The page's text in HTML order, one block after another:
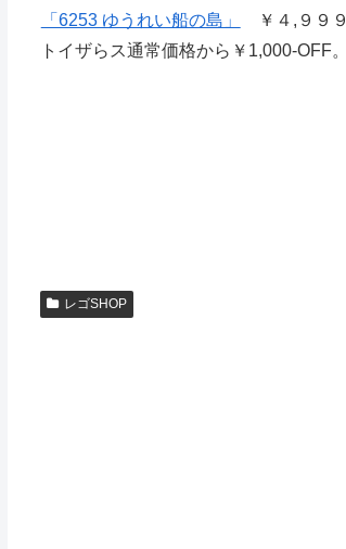
「6253 ゆうれい船の島」
￥４,９９
トイザらス通常価格から￥1,000-OFF。
レゴSHOP